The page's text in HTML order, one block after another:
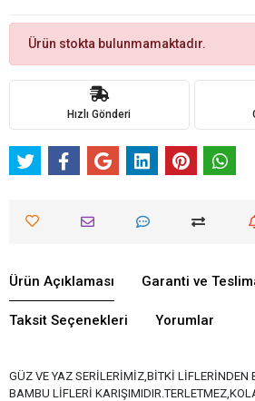
Ürün stokta bulunmamaktadır.
Hızlı Gönderi
Ürün Açıklaması Garanti ve
Taksit Seçenekleri Yorumlar
GÜZ VE YAZ SERİLERİMİZ,BİTKİ LİFLERİNDEN
BAMBU LİFLERİ